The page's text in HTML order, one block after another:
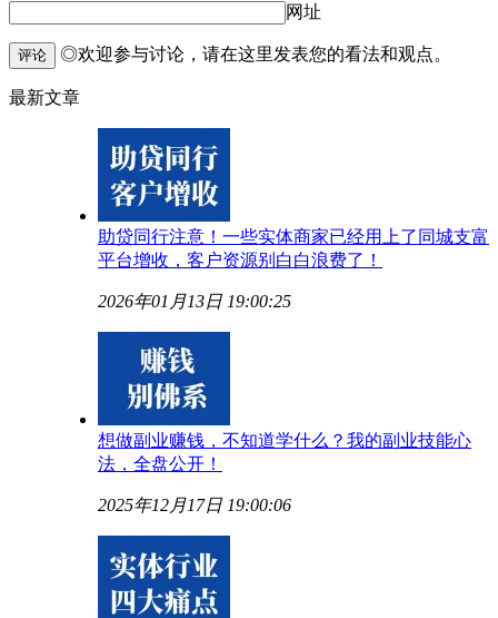
网址
评论 ◎欢迎参与讨论，请在这里发表您的看法和观点。
最新文章
助贷同行注意！一些实体商家已经用上了同城支富
平台增收，客户资源别白白浪费了！
2026年01月13日 19:00:25
想做副业赚钱，不知道学什么？我的副业技能心
法，全盘公开！
2025年12月17日 19:00:06